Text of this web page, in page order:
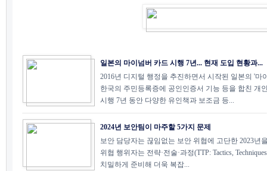
일본의 마이넘버 카드 시행 7년... 현재 도입 현황과...
2016년 디지털 행정을 추진하면서 시작된 일본의 '마
한국의 주민등록증에 공인인증서 기능 등을 합친 개
시행 7년 동안 다양한 유인책과 보조금 등...
2024년 보안팀이 마주할 5가지 문제
보안 담당자는 끊임없는 보안 위협에 고단한 2023년
위협 행위자는 전략·전술·과정(TTP: Tactics,
치밀하게 준비해 더욱 복잡...